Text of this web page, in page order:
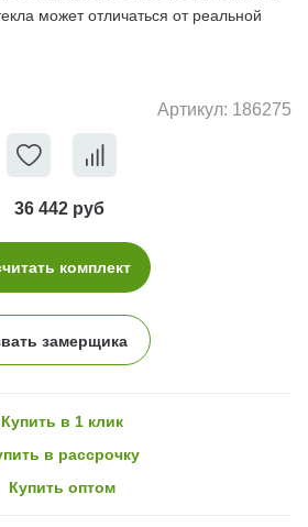
может отличаться от реальной
Артикул: 186275
36 442 руб
комплект
замерщика
Купить в 1 клик
в рассрочку
Купить оптом